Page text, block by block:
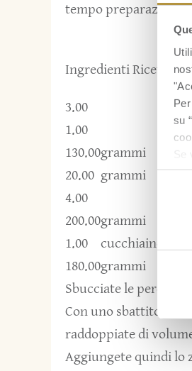
su
tempo preparazione:
Ingredienti Ricetta:
3.00
pere
1.00
130.00grammi
20.00 grammi
4.00
200.00grammi
1.00
cucchiaino
180.00grammi
Sbucciate le pere e
Con uno sbattitore
raddoppiate di
Aggiungete quindi lo